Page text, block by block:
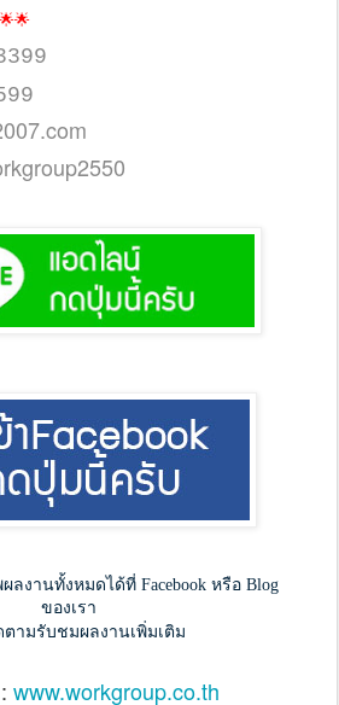
ลงานทั้งหมดได้ที่ Facebook หรือ Blog
ของเรา
ามรับชมผลงานเพิ่มเติม
www.workgroup.co.th